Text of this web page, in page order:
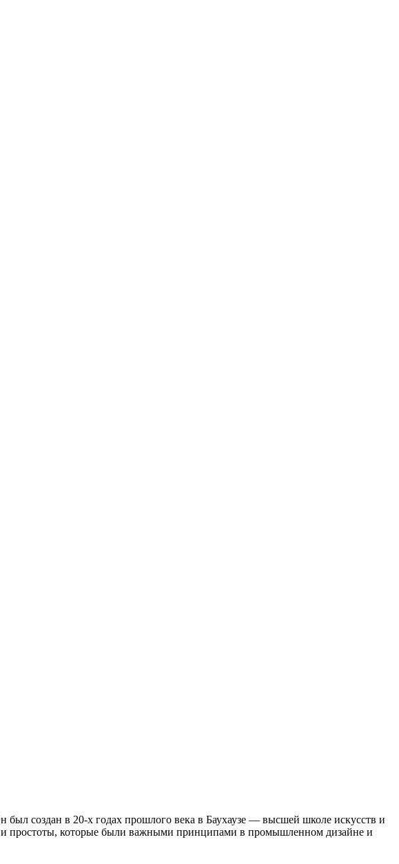
создан в 20-х годах прошлого века в Баухаузе — высшей школе искусств и
и простоты, которые были важными принципами в промышленном дизайне и